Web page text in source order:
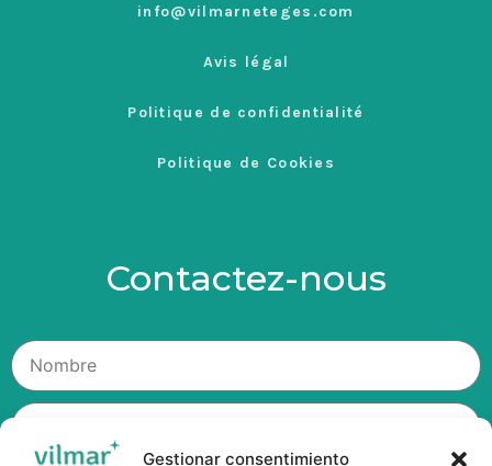
Gestionar consentimiento
info@vilmarneteges.com
Avis légal
Politique de confidentialité
Politique de Cookies
Contactez-nous